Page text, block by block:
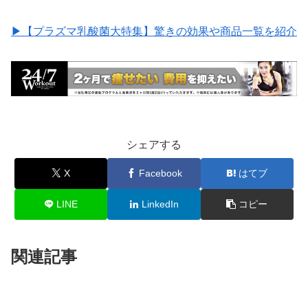
▶︎【プラズマ乳酸菌大特集】驚きの効果や商品一覧を紹介
シェアする
X Facebook はてブ
LINE LinkedIn コピー
関連記事